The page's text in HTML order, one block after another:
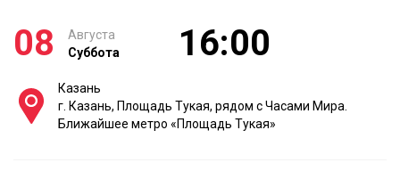
08
Августа
Суббота
16:00
Казань
г. Казань, Площадь Тукая, рядом с Часами Мира.
Ближайшее метро «Площадь Тукая»